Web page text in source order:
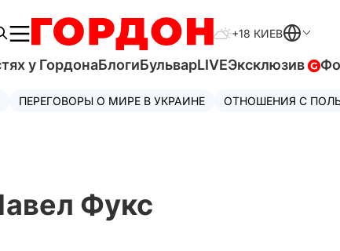
+18 КИЕВ
у ГордонаБлогиБульварLIVEЭксклюзив
ПЕРЕГОВОРЫ О МИРЕ В УКРАИНЕ ОТНОШЕНИЯ С
Фукс